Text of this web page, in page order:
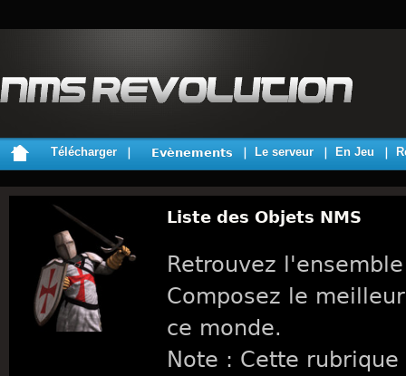
Télécharger Evènements Le serveur En Jeu
Liste des Objets NMS
Retrouvez
Composez le
ce monde.
Note : Cette